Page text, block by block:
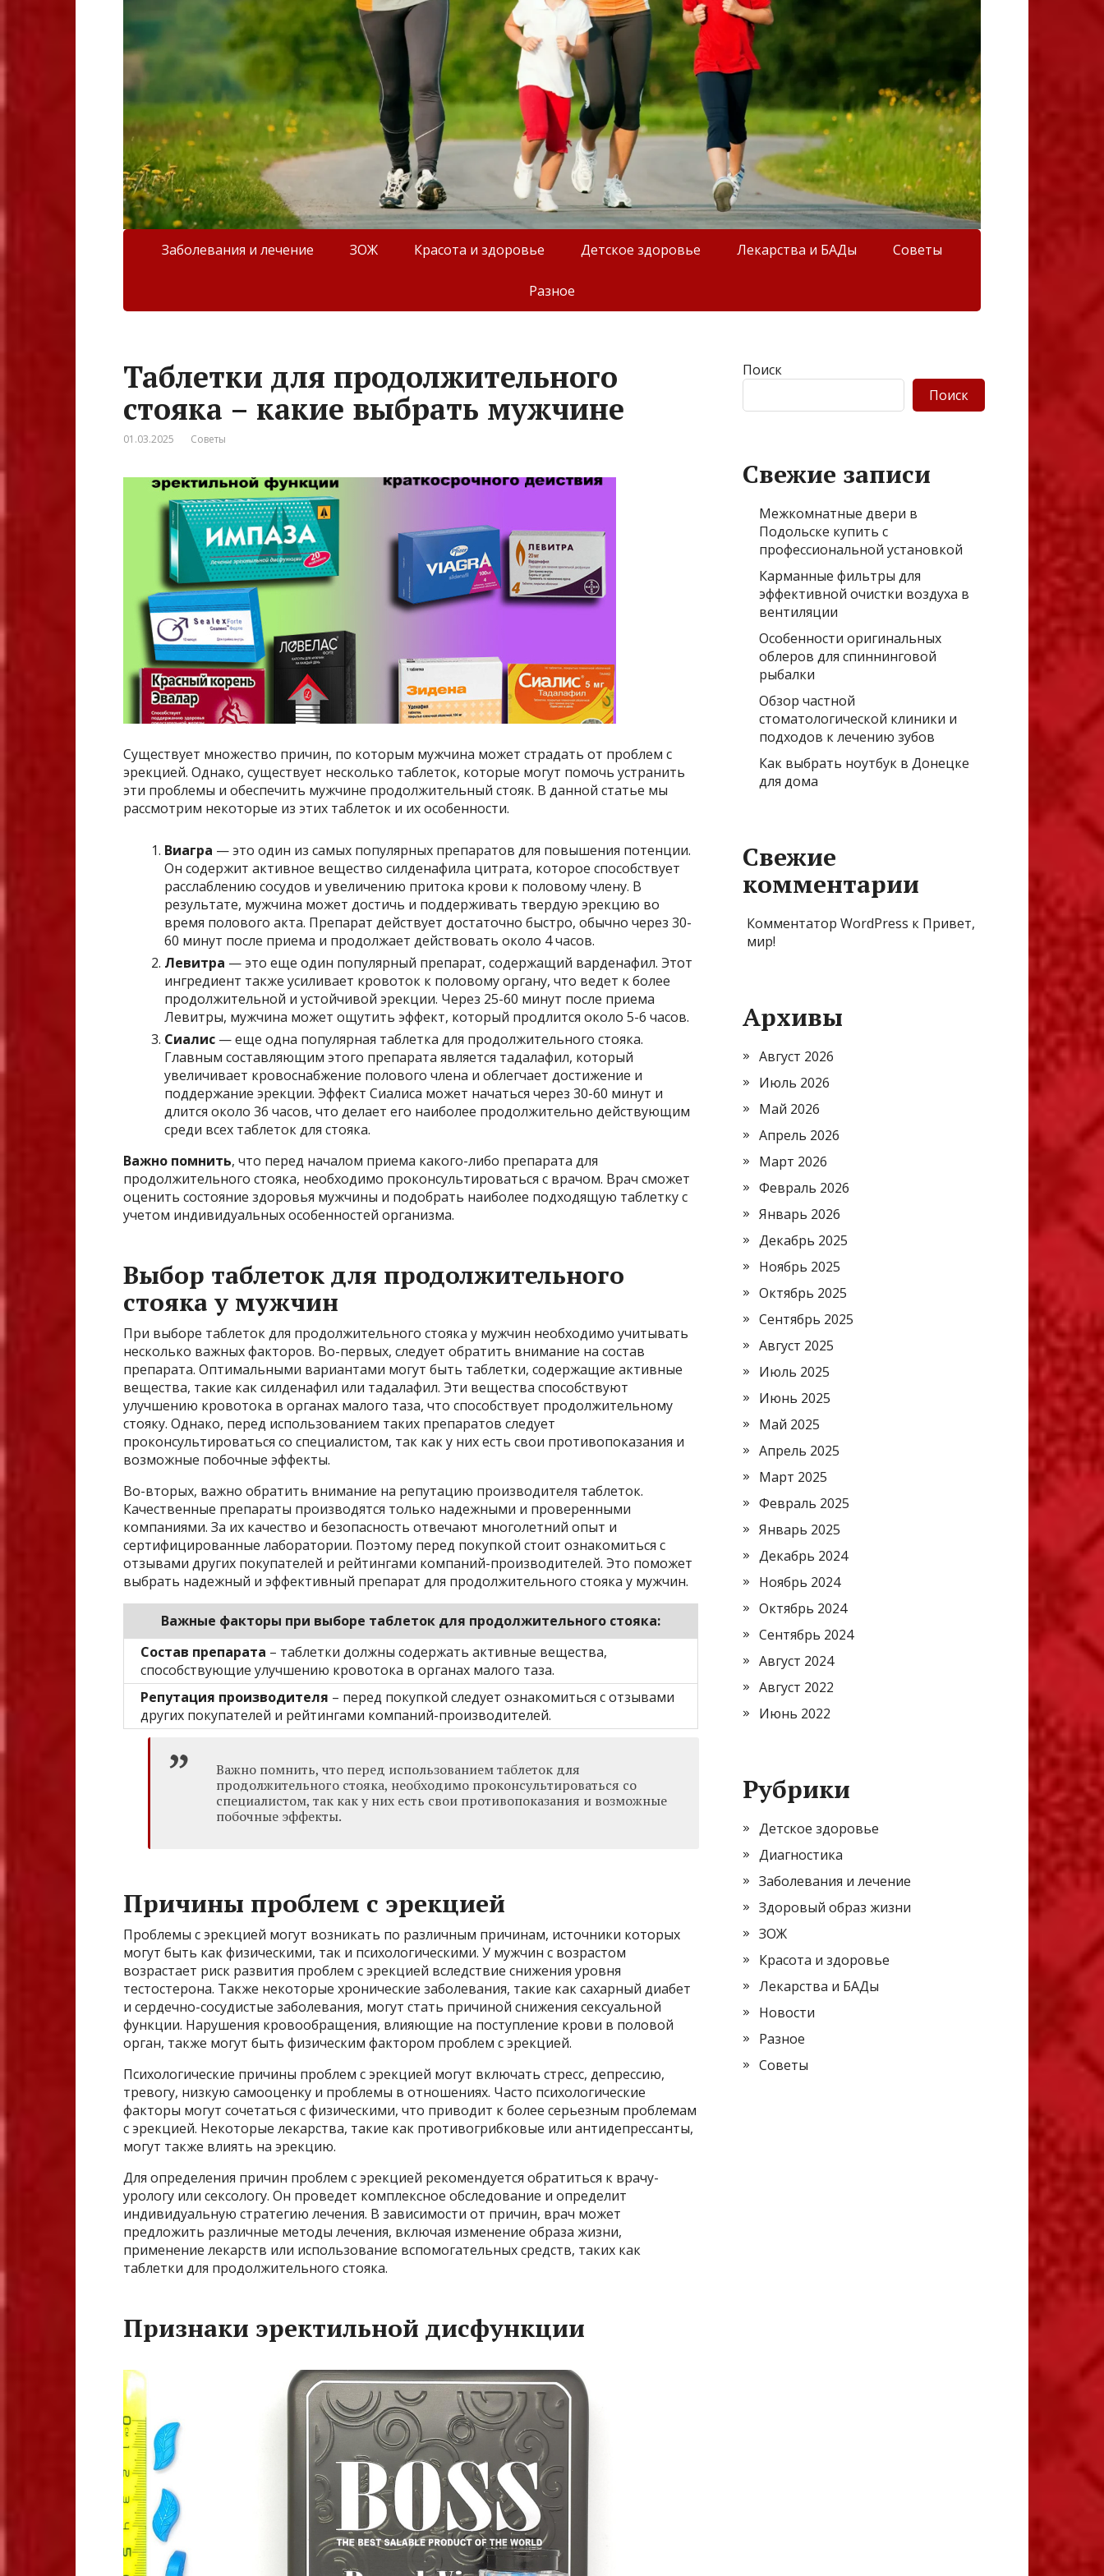
Заболевания и лечение ЗОЖ Красота и здоровье Детское здоровье Лекарства и БАДы Советы
Разное
Таблетки для продолжительного
стояка – какие выбрать мужчине
01.03.2025 Советы
Существует множество причин, по которым мужчина может страдать от проблем с
эрекцией. Однако, существует несколько таблеток, которые могут помочь устранить
эти проблемы и обеспечить мужчине продолжительный стояк. В данной статье мы
рассмотрим некоторые из этих таблеток и их особенности.
Виагра — это один из самых популярных препаратов для повышения потенции.
Он содержит активное вещество силденафила цитрата, которое способствует
расслаблению сосудов и увеличению притока крови к половому члену. В
результате, мужчина может достичь и поддерживать твердую эрекцию во
время полового акта. Препарат действует достаточно быстро, обычно через 30-
60 минут после приема и продолжает действовать около 4 часов.
Левитра — это еще один популярный препарат, содержащий варденафил. Этот
ингредиент также усиливает кровоток к половому органу, что ведет к более
продолжительной и устойчивой эрекции. Через 25-60 минут после приема
Левитры, мужчина может ощутить эффект, который продлится около 5-6 часов.
Сиалис — еще одна популярная таблетка для продолжительного стояка.
Главным составляющим этого препарата является тадалафил, который
увеличивает кровоснабжение полового члена и облегчает достижение и
поддержание эрекции. Эффект Сиалиса может начаться через 30-60 минут и
длится около 36 часов, что делает его наиболее продолжительно действующим
среди всех таблеток для стояка.
Важно помнить, что перед началом приема какого-либо препарата для
продолжительного стояка, необходимо проконсультироваться с врачом. Врач сможет
оценить состояние здоровья мужчины и подобрать наиболее подходящую таблетку с
учетом индивидуальных особенностей организма.
Выбор таблеток для продолжительного
стояка у мужчин
При выборе таблеток для продолжительного стояка у мужчин необходимо учитывать
несколько важных факторов. Во-первых, следует обратить внимание на состав
препарата. Оптимальными вариантами могут быть таблетки, содержащие активные
вещества, такие как силденафил или тадалафил. Эти вещества способствуют
улучшению кровотока в органах малого таза, что способствует продолжительному
стояку. Однако, перед использованием таких препаратов следует
проконсультироваться со специалистом, так как у них есть свои противопоказания и
возможные побочные эффекты.
Во-вторых, важно обратить внимание на репутацию производителя таблеток.
Качественные препараты производятся только надежными и проверенными
компаниями. За их качество и безопасность отвечают многолетний опыт и
сертифицированные лаборатории. Поэтому перед покупкой стоит ознакомиться с
отзывами других покупателей и рейтингами компаний-производителей. Это поможет
выбрать надежный и эффективный препарат для продолжительного стояка у мужчин.
Важные факторы при выборе таблеток для продолжительного стояка:
Состав препарата – таблетки должны содержать активные вещества,
способствующие улучшению кровотока в органах малого таза.
Репутация производителя – перед покупкой следует ознакомиться с отзывами
других покупателей и рейтингами компаний-производителей.
Важно помнить, что перед использованием таблеток для
продолжительного стояка, необходимо проконсультироваться со
специалистом, так как у них есть свои противопоказания и возможные
побочные эффекты.
Причины проблем с эрекцией
Проблемы с эрекцией могут возникать по различным причинам, источники которых
могут быть как физическими, так и психологическими. У мужчин с возрастом
возрастает риск развития проблем с эрекцией вследствие снижения уровня
тестостерона. Также некоторые хронические заболевания, такие как сахарный диабет
и сердечно-сосудистые заболевания, могут стать причиной снижения сексуальной
функции. Нарушения кровообращения, влияющие на поступление крови в половой
орган, также могут быть физическим фактором проблем с эрекцией.
Психологические причины проблем с эрекцией могут включать стресс, депрессию,
тревогу, низкую самооценку и проблемы в отношениях. Часто психологические
факторы могут сочетаться с физическими, что приводит к более серьезным проблемам
с эрекцией. Некоторые лекарства, такие как противогрибковые или антидепрессанты,
могут также влиять на эрекцию.
Для определения причин проблем с эрекцией рекомендуется обратиться к врачу-
урологу или сексологу. Он проведет комплексное обследование и определит
индивидуальную стратегию лечения. В зависимости от причин, врач может
предложить различные методы лечения, включая изменение образа жизни,
применение лекарств или использование вспомогательных средств, таких как
таблетки для продолжительного стояка.
Признаки эректильной дисфункции
Поиск
Поиск
Свежие записи
Межкомнатные двери в
Подольске купить с
профессиональной установкой
Карманные фильтры для
эффективной очистки воздуха в
вентиляции
Особенности оригинальных
облеров для спиннинговой
рыбалки
Обзор частной
стоматологической клиники и
подходов к лечению зубов
Как выбрать ноутбук в Донецке
для дома
Свежие
комментарии
Комментатор WordPress к Привет,
мир!
Архивы
Август 2026
Июль 2026
Май 2026
Апрель 2026
Март 2026
Февраль 2026
Январь 2026
Декабрь 2025
Ноябрь 2025
Октябрь 2025
Сентябрь 2025
Август 2025
Июль 2025
Июнь 2025
Май 2025
Апрель 2025
Март 2025
Февраль 2025
Январь 2025
Декабрь 2024
Ноябрь 2024
Октябрь 2024
Сентябрь 2024
Август 2024
Август 2022
Июнь 2022
Рубрики
Детское здоровье
Диагностика
Заболевания и лечение
Здоровый образ жизни
ЗОЖ
Красота и здоровье
Лекарства и БАДы
Новости
Разное
Советы